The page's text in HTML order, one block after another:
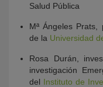
Salud Pública
Mª Ángeles Prats,
de la Universidad
Rosa Durán,
investigación
del Instituto de